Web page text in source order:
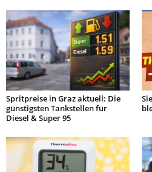
Spritpreise in Graz aktuell: Die
günstigsten Tankstellen für
Diesel & Super 95